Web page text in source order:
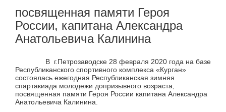
посвященная памяти Героя
России, капитана Александра
Анатольевича Калинина
В г.Петрозаводске 28 февраля 2020 года на базе
Республиканского спортивного комплекса «Курган»
состоялась ежегодная Республиканская зимняя
спартакиада молодежи допризывного возраста,
посвященная памяти Героя России капитана Александра
Анатольевича Калинина.